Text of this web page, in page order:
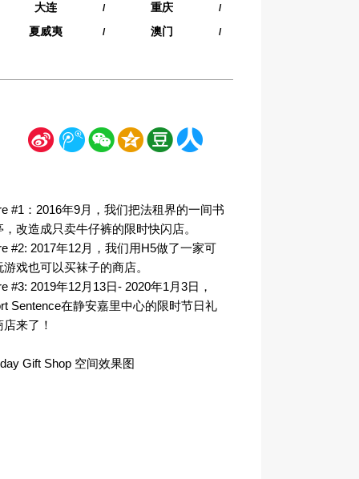
大连 / 重庆 /
夏威夷‍ / 澳门 /
新 腾 微 空 豆
#1：2016年9月，我们把法租界的一间书
，改造成只卖牛仔裤的限时快闪店。
#2: 2017年12月，我们用H5做了一家可
游戏也可以买袜子的商店。
#3: 2019年12月13日- 2020年1月3日，
Sentence在静安嘉里中心的限时节日礼
来了！
Gift Shop 空间效果图